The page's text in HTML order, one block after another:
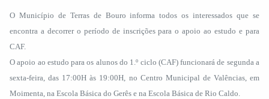
O Município de Terras de Bouro informa todos os interessados que se
encontra a decorrer o período de inscrições para o apoio ao estudo e para
CAF.
O apoio ao estudo para os alunos do 1.º ciclo (CAF) funcionará de segunda a
sexta-feira, das 17:00H às 19:00H, no Centro Municipal de Valências, em
Moimenta, na Escola Básica do Gerês e na Escola Básica de Rio Caldo.